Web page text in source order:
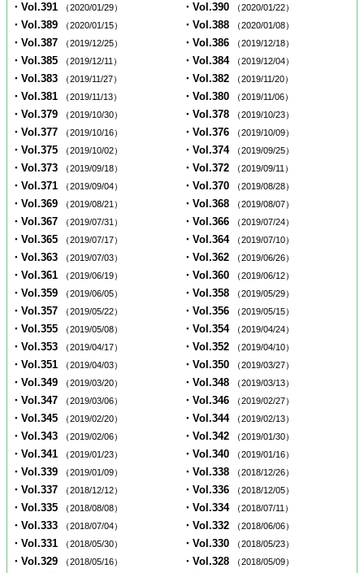
・Vol.391 （2020/01/29） ・Vol.390 （2020/01/22）
・Vol.389 （2020/01/15） ・Vol.388 （2020/01/08）
・Vol.387 （2019/12/25） ・Vol.386 （2019/12/18）
・Vol.385 （2019/12/11） ・Vol.384 （2019/12/04）
・Vol.383 （2019/11/27） ・Vol.382 （2019/11/20）
・Vol.381 （2019/11/13） ・Vol.380 （2019/11/06）
・Vol.379 （2019/10/30） ・Vol.378 （2019/10/23）
・Vol.377 （2019/10/16） ・Vol.376 （2019/10/09）
・Vol.375 （2019/10/02） ・Vol.374 （2019/09/25）
・Vol.373 （2019/09/18） ・Vol.372 （2019/09/11）
・Vol.371 （2019/09/04） ・Vol.370 （2019/08/28）
・Vol.369 （2019/08/21） ・Vol.368 （2019/08/07）
・Vol.367 （2019/07/31） ・Vol.366 （2019/07/24）
・Vol.365 （2019/07/17） ・Vol.364 （2019/07/10）
・Vol.363 （2019/07/03） ・Vol.362 （2019/06/26）
・Vol.361 （2019/06/19） ・Vol.360 （2019/06/12）
・Vol.359 （2019/06/05） ・Vol.358 （2019/05/29）
・Vol.357 （2019/05/22） ・Vol.356 （2019/05/15）
・Vol.355 （2019/05/08） ・Vol.354 （2019/04/24）
・Vol.353 （2019/04/17） ・Vol.352 （2019/04/10）
・Vol.351 （2019/04/03） ・Vol.350 （2019/03/27）
・Vol.349 （2019/03/20） ・Vol.348 （2019/03/13）
・Vol.347 （2019/03/06） ・Vol.346 （2019/02/27）
・Vol.345 （2019/02/20） ・Vol.344 （2019/02/13）
・Vol.343 （2019/02/06） ・Vol.342 （2019/01/30）
・Vol.341 （2019/01/23） ・Vol.340 （2019/01/16）
・Vol.339 （2019/01/09） ・Vol.338 （2018/12/26）
・Vol.337 （2018/12/12） ・Vol.336 （2018/12/05）
・Vol.335 （2018/08/08） ・Vol.334 （2018/07/11）
・Vol.333 （2018/07/04） ・Vol.332 （2018/06/06）
・Vol.331 （2018/05/30） ・Vol.330 （2018/05/23）
・Vol.329 （2018/05/16） ・Vol.328 （2018/05/09）